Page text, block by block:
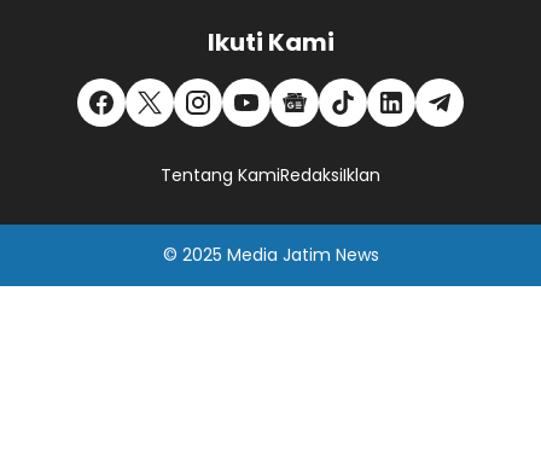
Ikuti Kami
Tentang KamiRedaksiIklan
© 2025 Media Jatim News